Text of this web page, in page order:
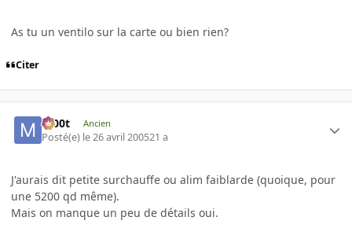
As tu un ventilo sur la carte ou bien rien?
Citer
m00t Ancien
Posté(e) le 26 avril 200521 a
J'aurais dit petite surchauffe ou alim faiblarde (quoique, pour
une 5200 qd même).
Mais on manque un peu de détails oui.